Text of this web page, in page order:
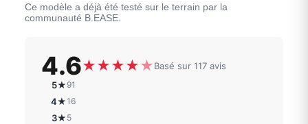
Ce modèle a déjà été testé sur le terrain par la
communauté B.EASE.
4.6★★★★★Basé sur 117 avis
5★ 91
4★16
3★ 5